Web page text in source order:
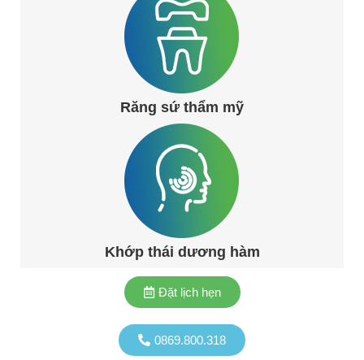
Răng sứ thẩm mỹ
Khớp thái dương hàm
0869.800.318
Đặt lịch hẹn